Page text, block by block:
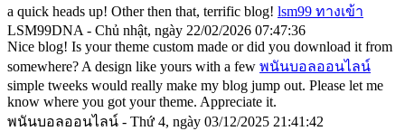
a quick heads up! Other then that, terrific blog! lsm99 ทางเข้า
LSM99DNA - Chủ nhật, ngày 22/02/2026 07:47:36
Nice blog! Is your theme custom made or did you download it from
somewhere? A design like yours with a few พนันบอลออนไลน์
simple tweeks would really make my blog jump out. Please let me
know where you got your theme. Appreciate it.
พนันบอลออนไลน์ - Thứ 4, ngày 03/12/2025 21:41:42